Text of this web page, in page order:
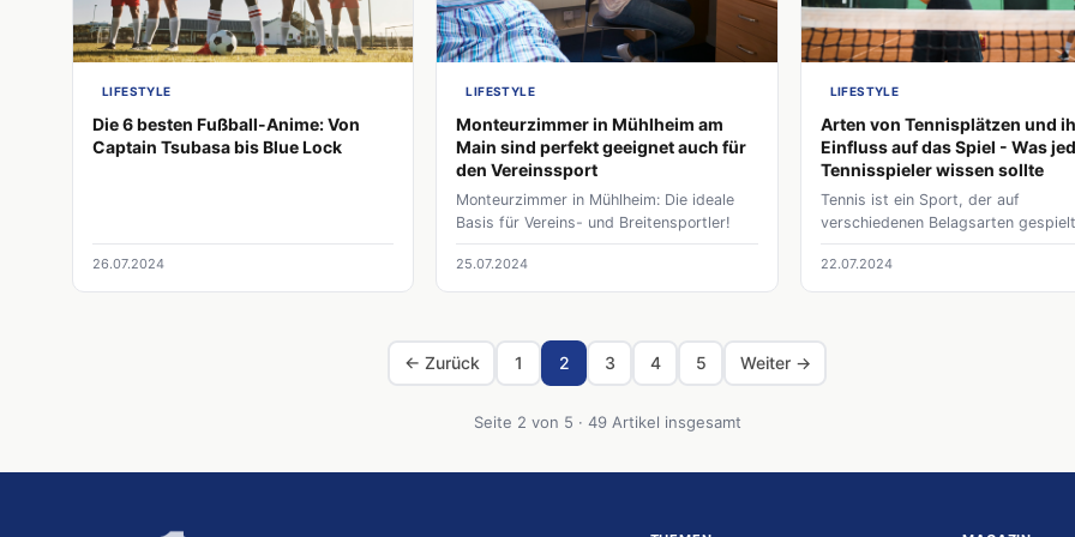
LIFESTYLE
Die 6 besten Fußball-Anime: Von
Captain Tsubasa bis Blue Lock
26.07.2024
LIFESTYLE
Monteurzimmer in Mühlheim am
Main sind perfekt geeignet auch für
den Vereinssport
Monteurzimmer in Mühlheim: Die ideale
Basis für Vereins- und Breitensportler!
25.07.2024
LIFESTYLE
Arten von Tennisplätzen und
Einfluss auf das Spiel - Was
Tennisspieler wissen sollte
Tennis ist ein Sport, der auf
verschiedenen Belagsarten gespielt
werden kann. Jeder Platztyp hat
einzigartigen Eigenschaften, die die
Spielgeschwindigkeit, den
Tennisplätzen und diskutieren, wie
22.07.2024
← Zurück 1 2 3 4 5 Weiter →
Seite 2 von 5 · 49 Artikel insgesamt